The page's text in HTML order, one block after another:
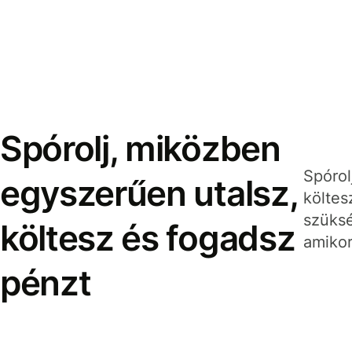
Spórolj, miközben
egyszerűen utalsz,
költesz és fogadsz
pénzt